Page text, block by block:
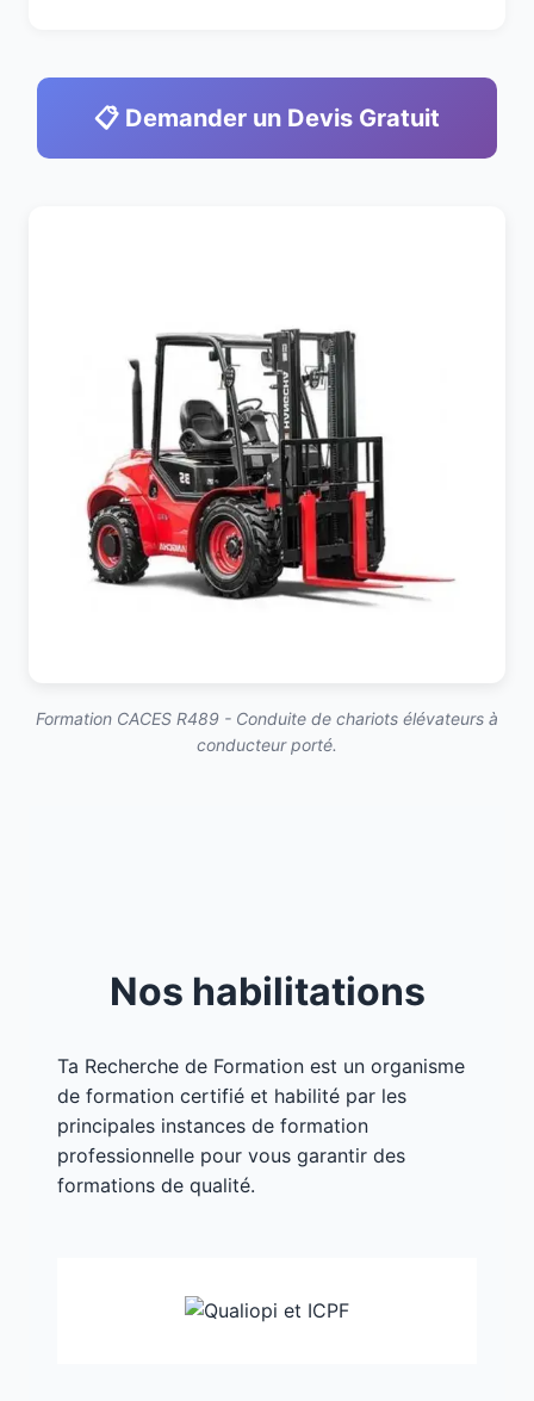
📋 Demander un Devis Gratuit
Formation CACES R489 - Conduite de chariots élévateurs à
conducteur porté.
Nos habilitations
Ta Recherche de Formation est un organisme
de formation certifié et habilité par les
principales instances de formation
professionnelle pour vous garantir des
formations de qualité.